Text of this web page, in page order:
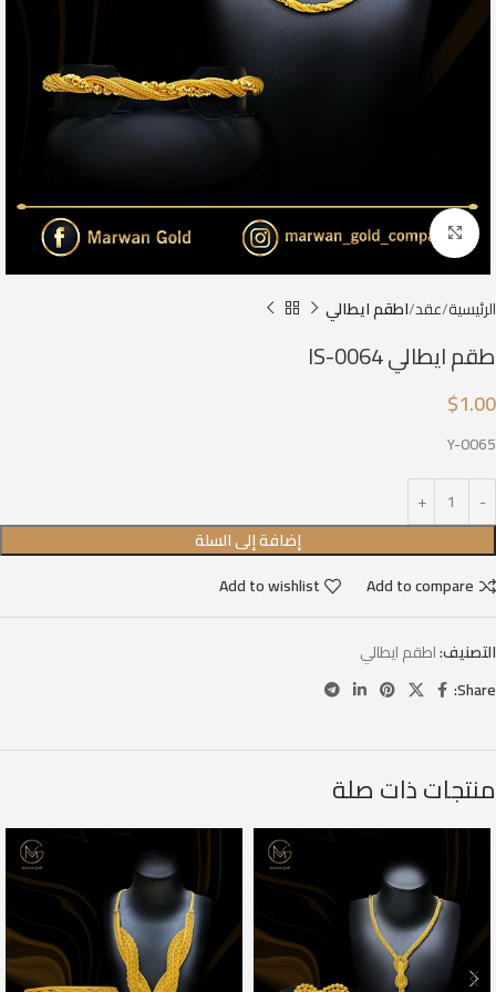
Click to enlarge
الرئيسية عقد اطقم ايطالي
طقم ايطالي IS-0064
$1.00
Y-0065
إضافة إلى السلة
Add to compare
Add to wishlist
التصنيف:اطقم ايطالي
Share:
منتجات ذات صلة